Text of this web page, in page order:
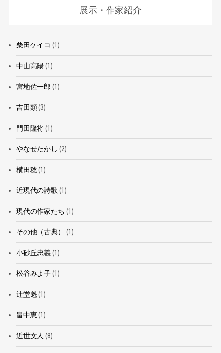
展示・作家紹介
柴田ケイコ (1)
中山高陽(1)
宮地佐一郎 (1)
吉田類(3)
門田隆将(1)
やなせたかし (2)
横田稔(1)
近現代の詩歌 (1)
現代の作家たち (1)
その他（古典） (1)
小砂丘忠義(1)
松谷みよ子(1)
辻堂魁(1)
畠中恵(1)
近世文人 (8)